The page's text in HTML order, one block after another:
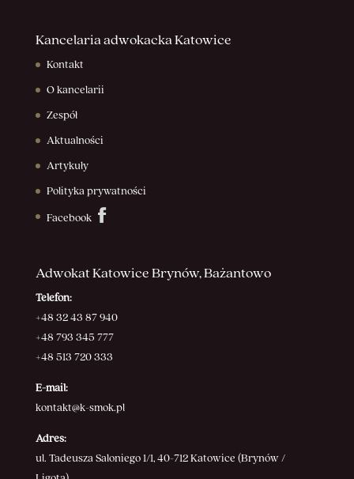
Kancelaria adwokacka Katowice
Kontakt
O kancelarii
Zespół
Aktualności
Artykuły
Polityka prywatności
Facebook
Adwokat Katowice Brynów, Bażantowo
Telefon:
+48 32 43 87 940
+48 793 345 777
+48 513 720 333
E-mail:
kontakt@k-smok.pl
Adres:
ul. Tadeusza Saloniego 1/1, 40-712 Katowice (Brynów /